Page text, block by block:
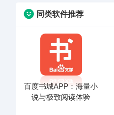
同类软件推荐
百度书城APP：海量小
说与极致阅读体验